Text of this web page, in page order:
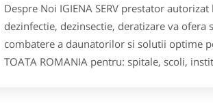
Despre Noi IGIENA SERV prestator
dezinfectie, dezinsectie, deratizare va ofera
combatere a daunatorilor si solutii optime
TOATA ROMANIA pentru: spitale, scoli,